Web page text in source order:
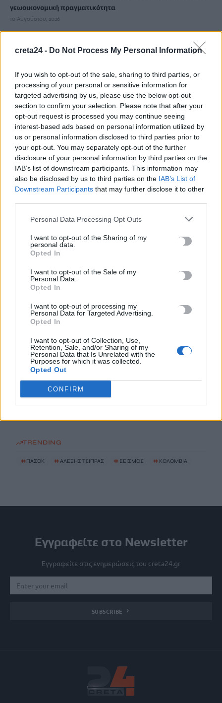
creta24 - Do Not Process My Personal Information
If you wish to opt-out of the sale, sharing to third parties, or
processing of your personal or sensitive information for
targeted advertising by us, please use the below opt-out
section to confirm your selection. Please note that after your
opt-out request is processed you may continue seeing
interest-based ads based on personal information utilized by
us or personal information disclosed to third parties prior to
your opt-out. You may separately opt-out of the further
disclosure of your personal information by third parties on the
IAB’s list of downstream participants. This information may
also be disclosed by us to third parties on the IAB’s List of
Downstream Participants that may further disclose it to other
Personal Data Processing Opt Outs
I want to opt-out of the Sharing of my
personal data.
Opted In
I want to opt-out of the Sale of my
Personal Data.
Opted In
I want to opt-out of processing my
Personal Data for Targeted Advertising.
Opted In
I want to opt-out of Collection, Use,
Retention, Sale, and/or Sharing of my
Personal Data that Is Unrelated with the
Purposes for which it was collected.
Opted Out
CONFIRM
γεωοικονομική πραγματικότητα
10 Αυγούστου, 2026
Έκλεψαν 860 κιλά ψάρια από τις ιχθυοκαλλιέργειες στην
Διαφάνεια και λογοδοσία. Το στοίχημα κάθε νέας πολιτικής
πρότασης
10 Αυγούστου, 2026
Επίσημο του Ντίκμαν στον ΟΦΗ
10 Αυγούστου, 2026
Forbes: Η Ελλάδα στους καλύτερους προορισμούς για να
Ελένη Πετρουλάκη: Κάνει διακοπές στην Κρήτη – “Πίσω στις
ρίζες μου”
ΠΑΣΟΚ κατά Τσίπρα: Ξανασυστήθηκε ως «συμβιβασμένος
Μαδούρο» ζητώντας δεύτερη ευκαιρία
10 Αυγούστου, 2026
Σεισμός 7,4 Ρίχτερ στην Κολομβία
10 Αυγούστου, 2026
Market Pass: Στα σκαριά νέος κύκλος από το φθινόπωρο –
Ποιοι θα είναι δικαιούχοι
10 Αυγούστου, 2026
TRENDING
# ΠΑΣΟΚ # ΑΛΕΞΗΣ ΤΣΙΠΡΑΣ # ΣΕΙΣΜΟΣ # ΚΟΛΟΜΒΙΑ
Εγγραφείτε στο Newsletter
Εγγραφείτε στις ενημερώσεις του creta24.gr
SUBSCRIBE